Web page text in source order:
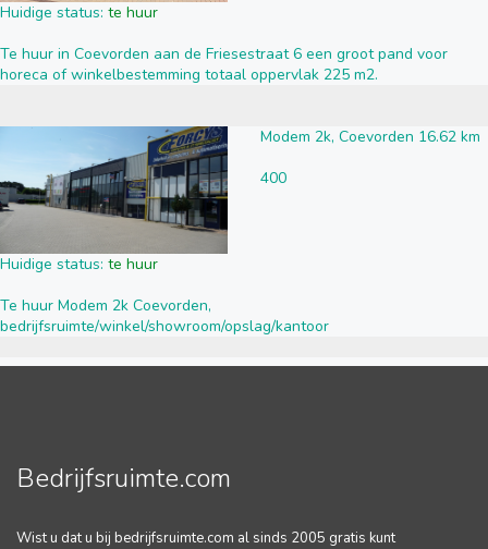
Huidige status: te huur
Te huur in Coevorden aan de Friesestraat 6 een groot pand voor
horeca of winkelbestemming totaal oppervlak 225 m2.
Modem 2k, Coevorden 16.62 km
400
Huidige status: te huur
Te huur Modem 2k Coevorden,
bedrijfsruimte/winkel/showroom/opslag/kantoor
Bedrijfsruimte.com
Wist u dat u bij bedrijfsruimte.com al sinds 2005 gratis kunt